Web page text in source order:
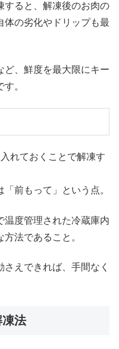
すると、解凍後のお肉の
体の劣化やドリップも最
ど、鮮度を最大限にキー
。
れておくことで解凍す
前もって」という点。
温度管理された冷蔵庫内
法であること。
えできれば、手間なく
法